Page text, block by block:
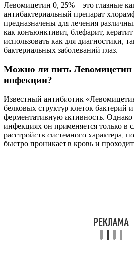
Левомицетин 0, 25% – это глазные
антибактериальный препарат
предназначены для лечения
как конъюнктивит, блефарит,
использовать как для диагностики,
бактериальных заболеваний глаз.
Можно ли пить
инфекции?
Известный антибиотик
белковых структур клеток бактерий
ферментативную активность.
инфекциях он применяется только в
расстройств системного характера,
быстро проникает в кровь и проходит